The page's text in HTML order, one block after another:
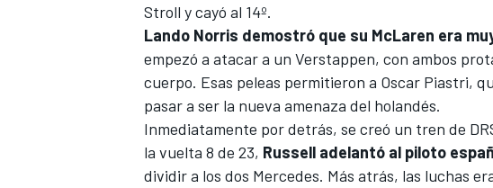
Stroll y cayó al 14º.
Lando Norris demostró que su McLaren era
empezó a atacar a un Verstappen, con ambos
cuerpo. Esas peleas permitieron a Oscar Piastri,
pasar a ser la nueva amenaza del holandés.
Inmediatamente por detrás, se creó un tren de
la vuelta 8 de 23, Russell adelantó al piloto
dividir a los dos Mercedes. Más atrás, las luchas